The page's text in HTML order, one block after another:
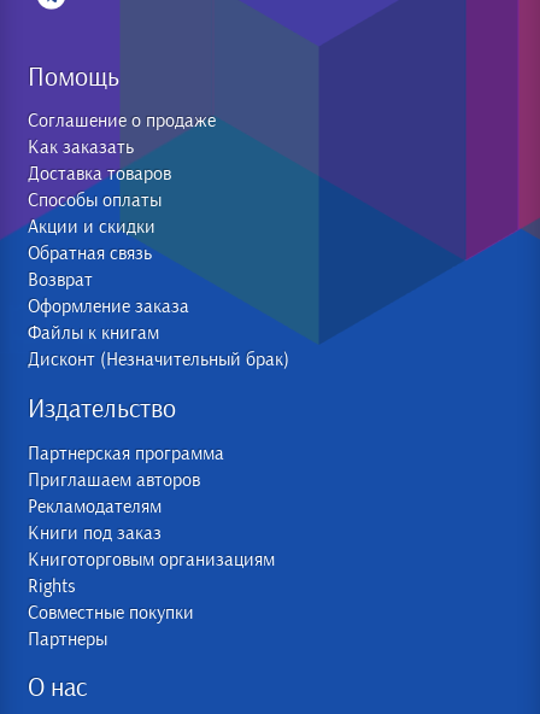
Помощь
Соглашение о продаже
Как заказать
Доставка товаров
Способы оплаты
Акции и скидки
Обратная связь
Возврат
Оформление заказа
Файлы к книгам
Дисконт (Незначительный брак)
Издательство
Партнерская программа
Приглашаем авторов
Рекламодателям
Книги под заказ
Книготорговым организациям
Rights
Совместные покупки
Партнеры
О нас